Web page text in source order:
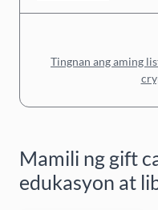
Tingnan ang aming
Mamili ng gift
edukasyon at